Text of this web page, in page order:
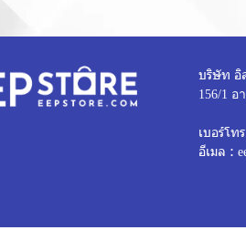
บริษัท อิ
156/1
เบอร์โท
อีเมล :